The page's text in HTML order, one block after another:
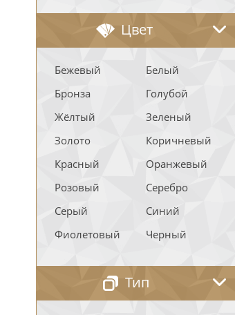
Цвет
Бежевый
Белый
Бронза
Голубой
Жёлтый
Зеленый
Золото
Коричневый
Красный
Оранжевый
Розовый
Серебро
Серый
Синий
Фиолетовый
Черный
Тип